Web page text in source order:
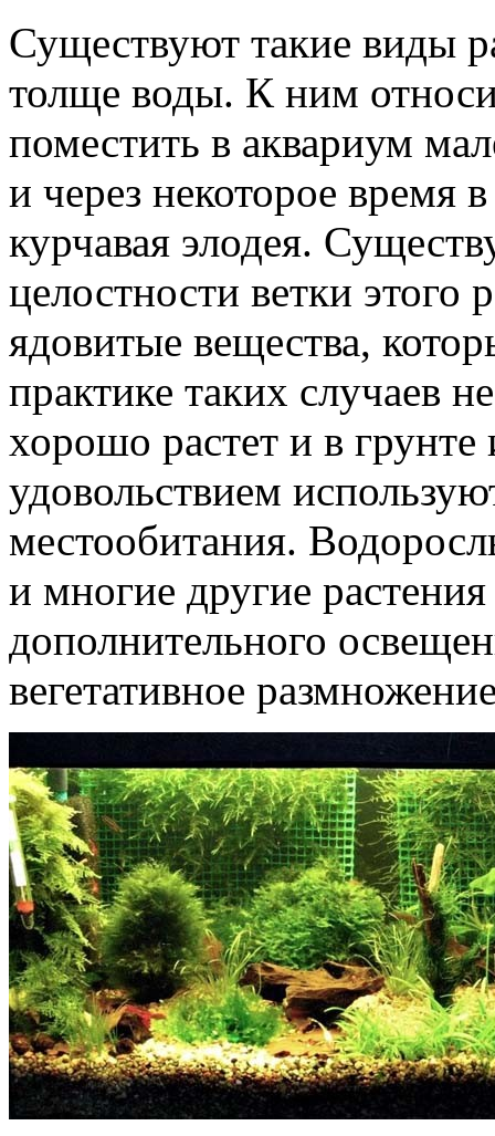
Существуют такие виды
толще воды. К ним
поместить в аквариум
и через некоторое время
курчавая элодея.
целостности ветки этого
ядовитые вещества,
практике таких случаев
хорошо растет и в
удовольствием
местообитания.
и многие другие
дополнительного
вегетативное